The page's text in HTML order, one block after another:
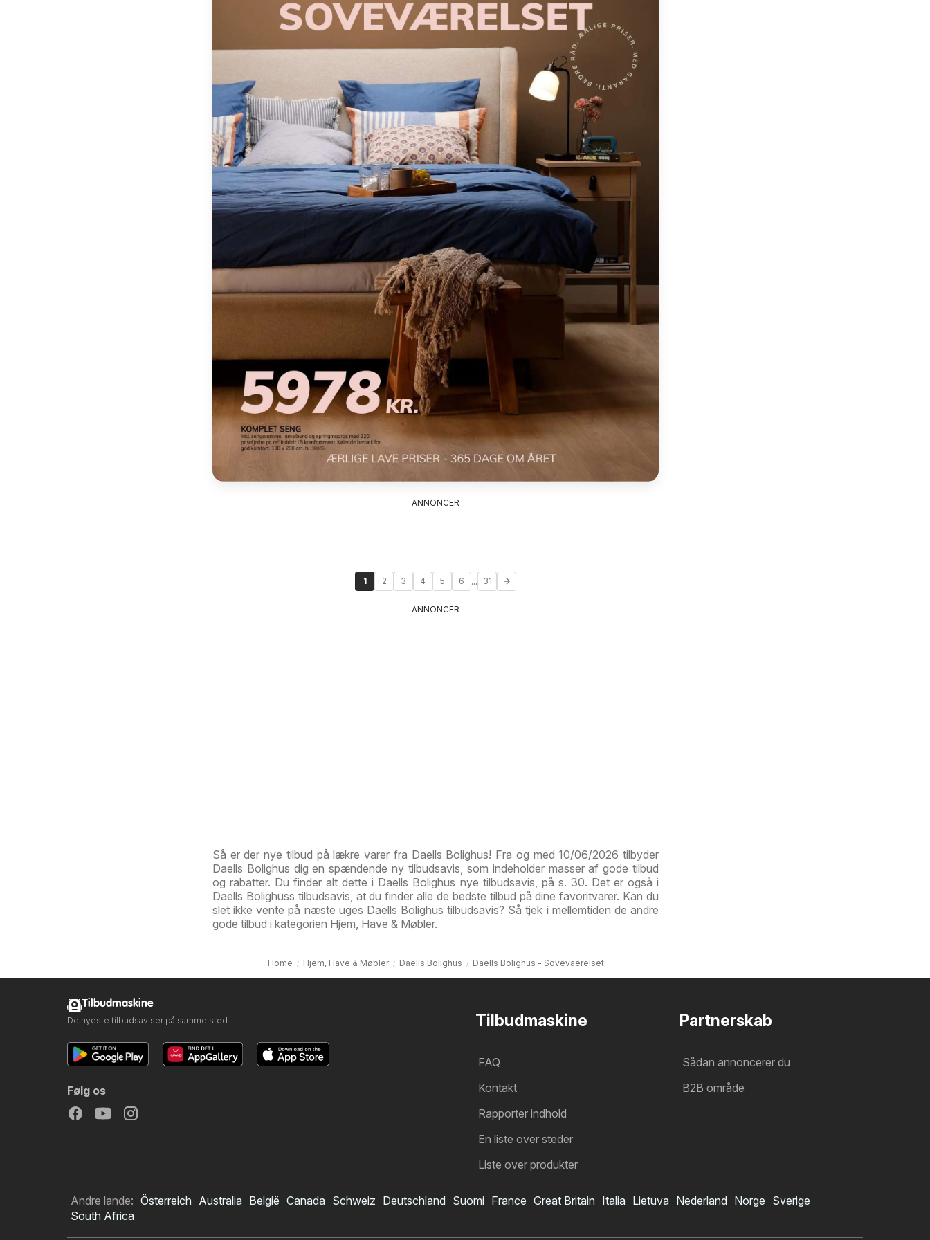
ANNONCER
1 2 3 4 5 6 ... 31
ANNONCER
Så er der nye tilbud på lækre varer fra Daells Bolighus! Fra og med 10/06/2026 tilbyder
Daells Bolighus dig en spændende ny tilbudsavis, som indeholder masser af gode tilbud
og rabatter. Du finder alt dette i Daells Bolighus nye tilbudsavis, på s. 30. Det er også i
Daells Bolighuss tilbudsavis, at du finder alle de bedste tilbud på dine favoritvarer. Kan du
slet ikke vente på næste uges Daells Bolighus tilbudsavis? Så tjek i mellemtiden de andre
gode tilbud i kategorien Hjem, Have & Møbler.
Home Hjem, Have & Møbler Daells Bolighus Daells Bolighus - Sovevaerelset
Tilbudmaskine
FAQ
Kontakt
Rapporter indhold
En liste over steder
Liste over produkter
Partnerskab
Sådan annoncerer du
B2B område
Tilbudmaskine
De nyeste tilbudsaviser på samme sted
Følg os
Andre lande: Österreich Australia België Canada Schweiz Deutschland Suomi France Great Britain Italia Lietuva Nederland Norge Sverige
South Africa